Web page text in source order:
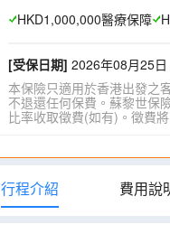
HKD1,000,000醫療保障
[受保日期] 2026年08月25
本保險只適用於香港出發之
不退還任何保費。蘇黎世保
比率收取徵費(如有)。徵費
行程介紹 費用說